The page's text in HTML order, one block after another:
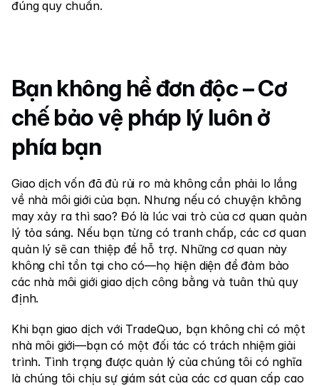
đúng quy chuẩn.
Bạn không hề đơn độc – Cơ
chế bảo vệ pháp lý luôn ở
phía bạn
Giao dịch vốn đã đủ rủi ro mà không cần phải lo lắng
về nhà môi giới của bạn. Nhưng nếu có chuyện không
may xảy ra thì sao? Đó là lúc vai trò của cơ quan quản
lý tỏa sáng. Nếu bạn từng có tranh chấp, các cơ quan
quản lý sẽ can thiệp để hỗ trợ. Những cơ quan này
không chỉ tồn tại cho có—họ hiện diện để đảm bảo
các nhà môi giới giao dịch công bằng và tuân thủ quy
định.
Khi bạn giao dịch với TradeQuo, bạn không chỉ có một
nhà môi giới—bạn có một đối tác có trách nhiệm giải
trình. Tình trạng được quản lý của chúng tôi có nghĩa
là chúng tôi chịu sự giám sát của các cơ quan cấp cao